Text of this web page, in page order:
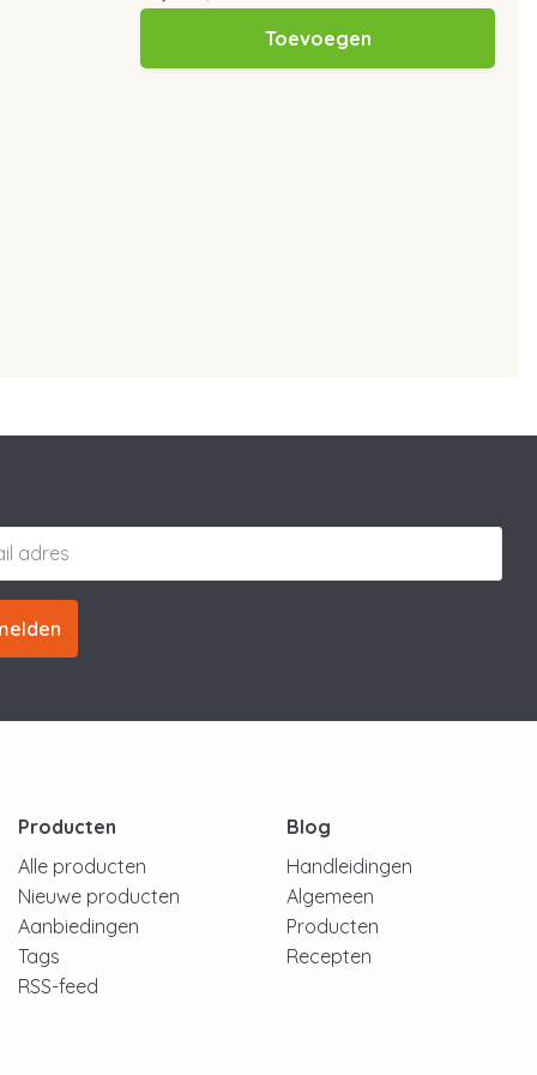
Toevoegen
Producten
Alle producten
Nieuwe producten
Aanbiedingen
Tags
RSS-feed
Blog
Handleidingen
Algemeen
Producten
Recepten